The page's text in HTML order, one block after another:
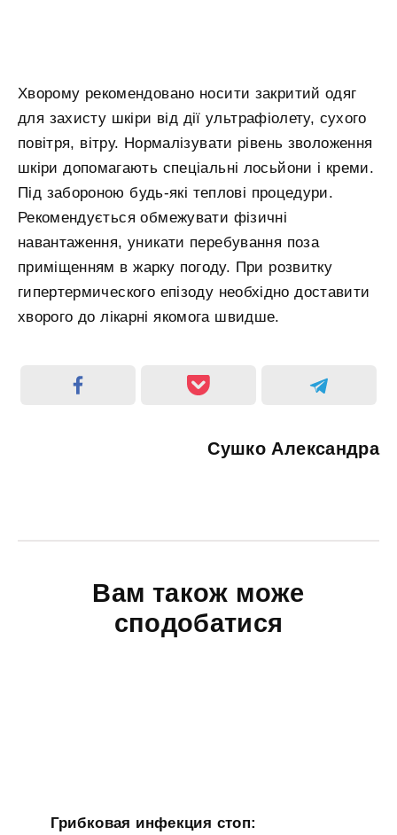
Хворому рекомендовано носити закритий одяг
для захисту шкіри від дії ультрафіолету, сухого
повітря, вітру. Нормалізувати рівень зволоження
шкіри допомагають спеціальні лосьйони і креми.
Під забороною будь-які теплові процедури.
Рекомендується обмежувати фізичні
навантаження, уникати перебування поза
приміщенням в жарку погоду. При розвитку
гипертермического епізоду необхідно доставити
хворого до лікарні якомога швидше.
Сушко Александра
Вам також може
сподобатися
Грибковая инфекция стоп: